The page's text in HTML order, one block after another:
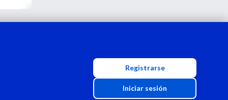
Registrarse
Iniciar sesión